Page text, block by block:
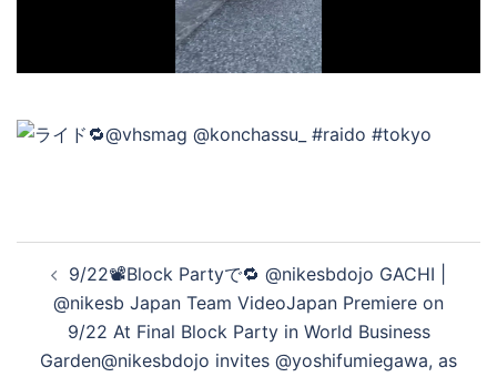
デ
再
生
ビ
9/22📽️Block Partyで🔁 @nikesbdojo GACHI |
@nikesb Japan Team VideoJapan Premiere on
9/22 At Final Block Party in World Business
Garden@nikesbdojo invites @yoshifumiegawa, as